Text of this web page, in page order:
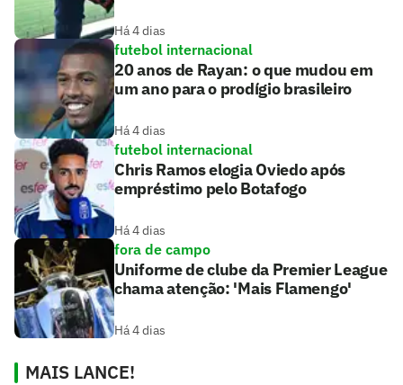
Há 4 dias
futebol internacional
20 anos de Rayan: o que mudou em
um ano para o prodígio brasileiro
Há 4 dias
futebol internacional
Chris Ramos elogia Oviedo após
empréstimo pelo Botafogo
Há 4 dias
fora de campo
Uniforme de clube da Premier League
chama atenção: 'Mais Flamengo'
Há 4 dias
MAIS LANCE!